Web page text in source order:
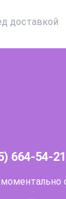
доставкой
664-54-21